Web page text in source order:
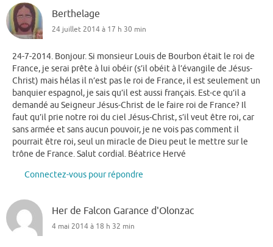
Berthelage
24 juillet 2014 à 17 h 30 min
24-7-2014. Bonjour. Si monsieur Louis de Bourbon était le roi de
France, je serai prête à lui obéir (s’il obéit à l’évangile de Jésus-
Christ) mais hélas il n’est pas le roi de France, il est seulement un
banquier espagnol, je sais qu’il est aussi français. Est-ce qu’il a
demandé au Seigneur Jésus-Christ de le faire roi de France? Il
faut qu’il prie notre roi du ciel Jésus-Christ, s’il veut être roi, car
sans armée et sans aucun pouvoir, je ne vois pas comment il
pourrait être roi, seul un miracle de Dieu peut le mettre sur le
trône de France. Salut cordial. Béatrice Hervé
Connectez-vous pour répondre
Her de Falcon Garance d'Olonzac
4 mai 2014 à 18 h 32 min